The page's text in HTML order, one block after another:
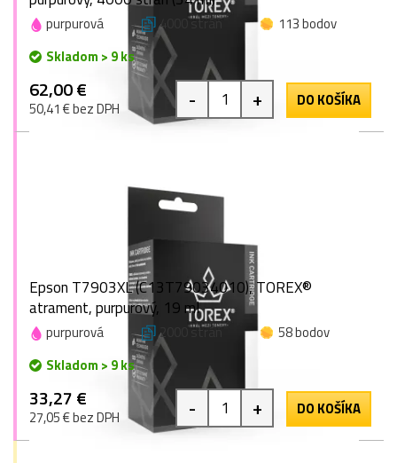
purpurová 4000 strán
113 bodov
Skladom > 9 ks
62,00 €
50,41 € bez DPH - + DO KOŠÍKA
Epson T7903XL (C13T79034010), TOREX®
atrament, purpurový, 19 ml
purpurová 2000 strán
58 bodov
Skladom > 9 ks
33,27 €
27,05 € bez DPH - + DO KOŠÍKA